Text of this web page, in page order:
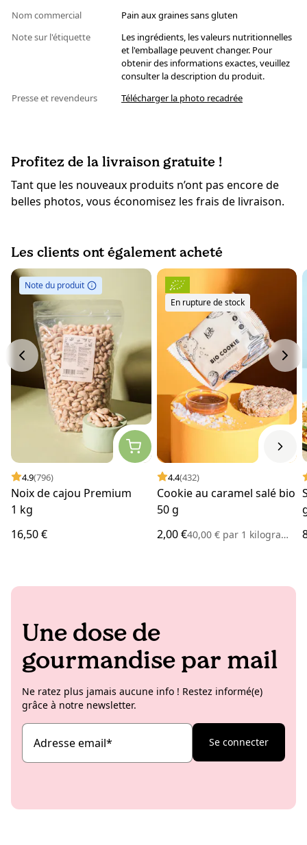
Nom commercial
Pain aux graines sans gluten
Note sur l'étiquette
Les ingrédients, les valeurs nutritionnelles
et l'emballage peuvent changer. Pour
obtenir des informations exactes, veuillez
consulter la description du produit.
Presse et revendeurs
Télécharger la photo recadrée
Profitez de la livraison gratuite !
Tant que les nouveaux produits n’ont pas encore de
belles photos, vous économisez les frais de livraison.
Les clients ont également acheté
Note du produit
4.9(796)
Noix de cajou Premium
1 kg
16,50 €
En rupture de stock
4.4(432)
Cookie au caramel salé bio
50 g
2,00 €40,00 € par1 kilogramme
Une dose de
gourmandise par mail
Ne ratez plus jamais aucune info ! Restez informé(e)
grâce à notre newsletter.
Adresse email* Se connecter